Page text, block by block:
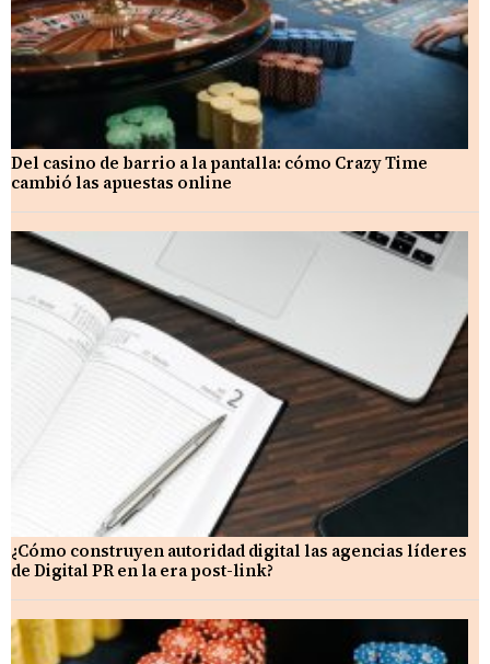
Del casino de barrio a la pantalla: cómo Crazy Time
cambió las apuestas online
¿Cómo construyen autoridad digital las agencias líderes
de Digital PR en la era post-link?